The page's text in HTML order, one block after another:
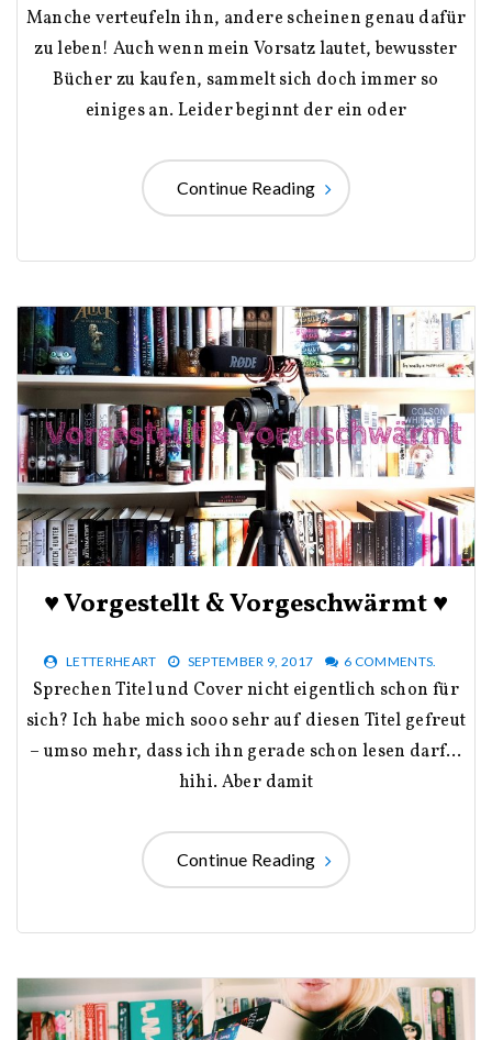
Manche verteufeln ihn, andere scheinen genau dafür
zu leben! Auch wenn mein Vorsatz lautet, bewusster
Bücher zu kaufen, sammelt sich doch immer so
einiges an. Leider beginnt der ein oder
Continue Reading
♥ Vorgestellt & Vorgeschwärmt ♥
LETTERHEART SEPTEMBER 9, 2017 6 COMMENTS.
Sprechen Titel und Cover nicht eigentlich schon für
sich? Ich habe mich sooo sehr auf diesen Titel gefreut
– umso mehr, dass ich ihn gerade schon lesen darf…
hihi. Aber damit
Continue Reading